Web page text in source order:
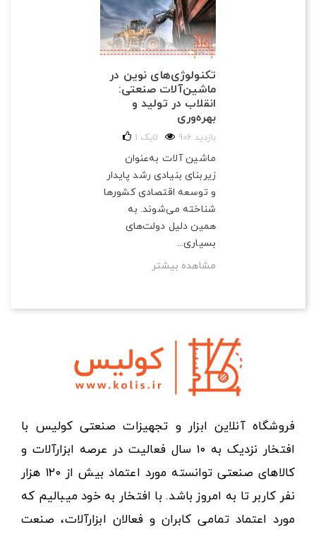
تکنولوژی‌های نوین در
ماشین‌آلات صنعتی:
انقلاب در تولید و
بهره‌وری
906 بازدید 1 لایک
ماشین آلات به‌عنوان
زیربنای بنیادی رشد پایدار
و توسعه اقتصادی کشورها
شناخته می‌شوند. به
همین دلیل دولت‌های
بسیاری...
مشاهده بیشتر
فروشگاه آنلاین ابزار و تجهیزات صنعتی کولیس با
افتخار نزدیک به ۱۰ سال فعالیت در عرصه ابزارآلات و
کالاهای صنعتی توانسته مورد اعتماد بیش از ۱۲۰ هزار
نفر کاربر تا به امروز باشد. با افتخار به خود میبالیم که
مورد اعتماد تمامی کابران و فعالان ابزارآلات، صنعت